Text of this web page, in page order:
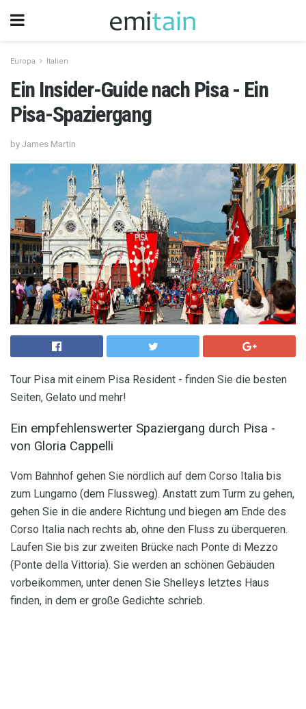
Europa Italien
Ein Insider-Guide nach Pisa - Ein
Pisa-Spaziergang
by James Martin
Tour Pisa mit einem Pisa Resident - finden Sie die besten
Seiten, Gelato und mehr!
Ein empfehlenswerter Spaziergang durch Pisa -
von Gloria Cappelli
Vom Bahnhof gehen Sie nördlich auf dem Corso Italia bis
zum Lungarno (dem Flussweg). Anstatt zum Turm zu gehen,
gehen Sie in die andere Richtung und biegen am Ende des
Corso Italia nach rechts ab, ohne den Fluss zu überqueren.
Laufen Sie bis zur zweiten Brücke nach Ponte di Mezzo
(Ponte della Vittoria). Sie werden an schönen Gebäuden
vorbeikommen, unter denen Sie Shelleys letztes Haus
finden, in dem er große Gedichte schrieb.